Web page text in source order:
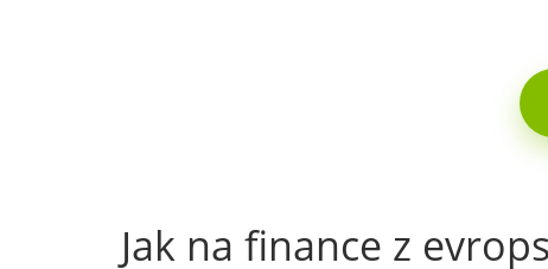
Jak na finance z